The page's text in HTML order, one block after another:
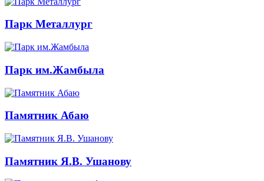
Парк Металлург
Парк им.Жамбыла
Памятник Абаю
Памятник Я.В. Ушанову